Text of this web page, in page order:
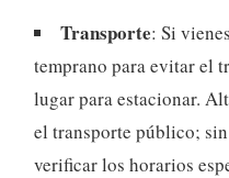
Transporte: Si
temprano para evitar el
lugar para estacionar.
el transporte público;
verificar los horarios